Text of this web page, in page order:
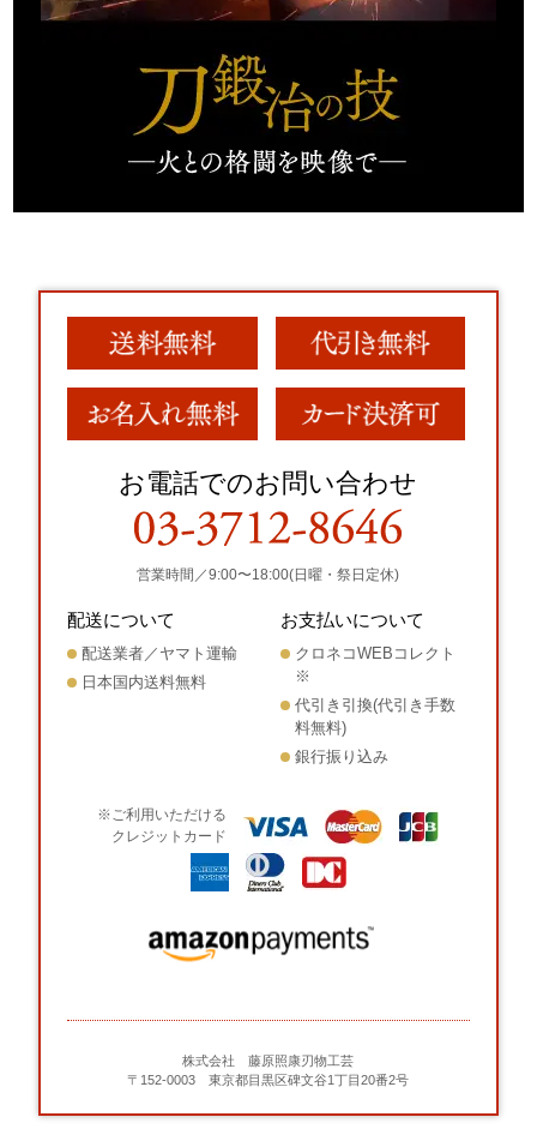
お電話でのお問い合わせ
営業時間／9:00〜18:00(日曜・祭日定休)
配送について
配送業者／ヤマト運輸
日本国内送料無料
お支払いについて
クロネコWEBコレクト
※
代引き引換(代引き手数
料無料)
銀行振り込み
※ご利用いただける
クレジットカード
株式会社 藤原照康刃物工芸
〒152-0003 東京都目黒区碑文谷1丁目20番2号